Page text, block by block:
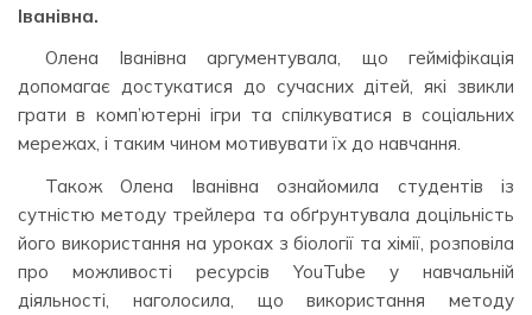
Іванівна.
Олена Іванівна аргументувала, що гейміфікація
допомагає достукатися до сучасних дітей, які звикли
грати в комп’ютерні ігри та спілкуватися в соціальних
мережах, і таким чином мотивувати їх до навчання.
Також Олена Іванівна ознайомила студентів із
сутністю методу трейлера та обґрунтувала доцільність
його використання на уроках з біології та хімії, розповіла
про можливості ресурсів YouTube у навчальній
діяльності, наголосила, що використання методу